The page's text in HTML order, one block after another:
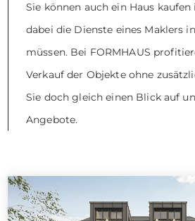
Sie können auch ein Haus
dabei die Dienste eines Maklers
müssen. Bei FORMHAUS
Verkauf der Objekte ohne
Sie doch gleich einen Blick auf
Angebote.